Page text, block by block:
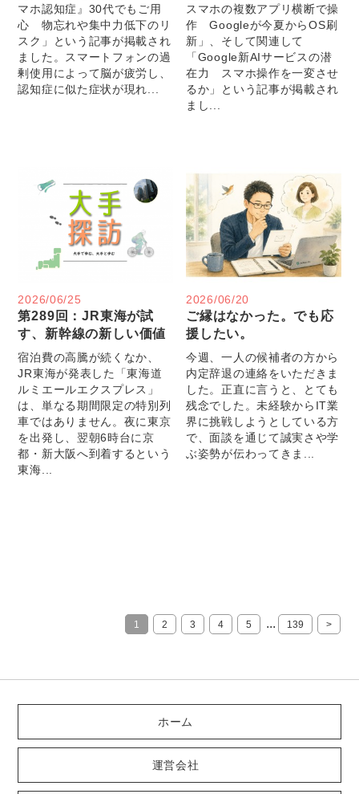
マホ認知症』30代でもご用
心 物忘れや集中力低下のリ
スク」という記事が掲載され
ました。スマートフォンの過
剰使用によって脳が疲労し、
認知症に似た症状が現れ...
スマホの複数アプリ横断で操
作 Googleが今夏からOS刷
新」、そして関連して
「Google新AIサービスの潜
在力 スマホ操作を一変させ
るか」という記事が掲載され
まし...
2026/06/25
第289回：JR東海が試
す、新幹線の新しい価値
宿泊費の高騰が続くなか、
JR東海が発表した「東海道
ルミエールエクスプレス」
は、単なる期間限定の特別列
車ではありません。夜に東京
を出発し、翌朝6時台に京
都・新大阪へ到着するという
東海...
2026/06/20
ご縁はなかった。でも応
援したい。
今週、一人の候補者の方から
内定辞退の連絡をいただきま
した。正直に言うと、とても
残念でした。未経験からIT業
界に挑戦しようとしている方
で、面談を通じて誠実さや学
ぶ姿勢が伝わってきま...
1 2 3 4 5 ... 139 >
ホーム
運営会社